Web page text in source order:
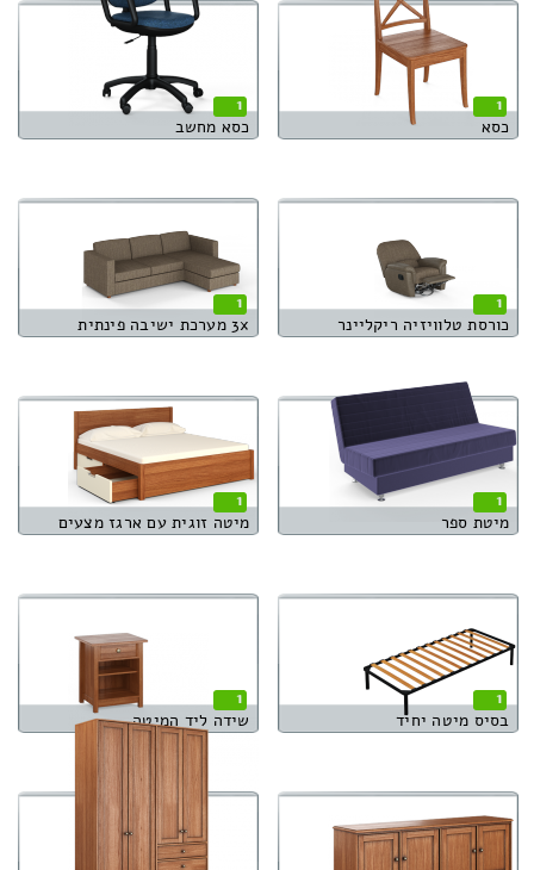
1
כסא
1
כסא מחשב
1
כורסת טלוויזיה ריקליינר
1
3x מערכת ישיבה פינתית
1
מיטת ספר
1
מיטה זוגית עם ארגז מצעים
1
בסיס מיטה יחיד
1
שידה ליד המיטה